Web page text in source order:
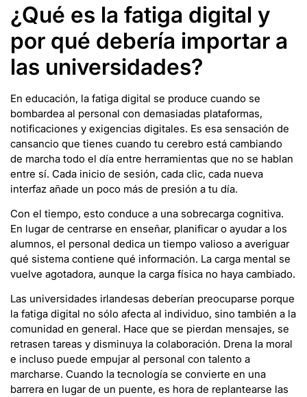
¿Qué es la fatiga digital y
por qué debería importar a
las universidades?
En educación, la fatiga digital se produce cuando se
bombardea al personal con demasiadas plataformas,
notificaciones y exigencias digitales. Es esa sensación de
cansancio que tienes cuando tu cerebro está cambiando
de marcha todo el día entre herramientas que no se hablan
entre sí. Cada inicio de sesión, cada clic, cada nueva
interfaz añade un poco más de presión a tu día.
Con el tiempo, esto conduce a una sobrecarga cognitiva.
En lugar de centrarse en enseñar, planificar o ayudar a los
alumnos, el personal dedica un tiempo valioso a averiguar
qué sistema contiene qué información. La carga mental se
vuelve agotadora, aunque la carga física no haya cambiado.
Las universidades irlandesas deberían preocuparse porque
la fatiga digital no sólo afecta al individuo, sino también a la
comunidad en general. Hace que se pierdan mensajes, se
retrasen tareas y disminuya la colaboración. Drena la moral
e incluso puede empujar al personal con talento a
marcharse. Cuando la tecnología se convierte en una
barrera en lugar de un puente, es hora de replantearse las